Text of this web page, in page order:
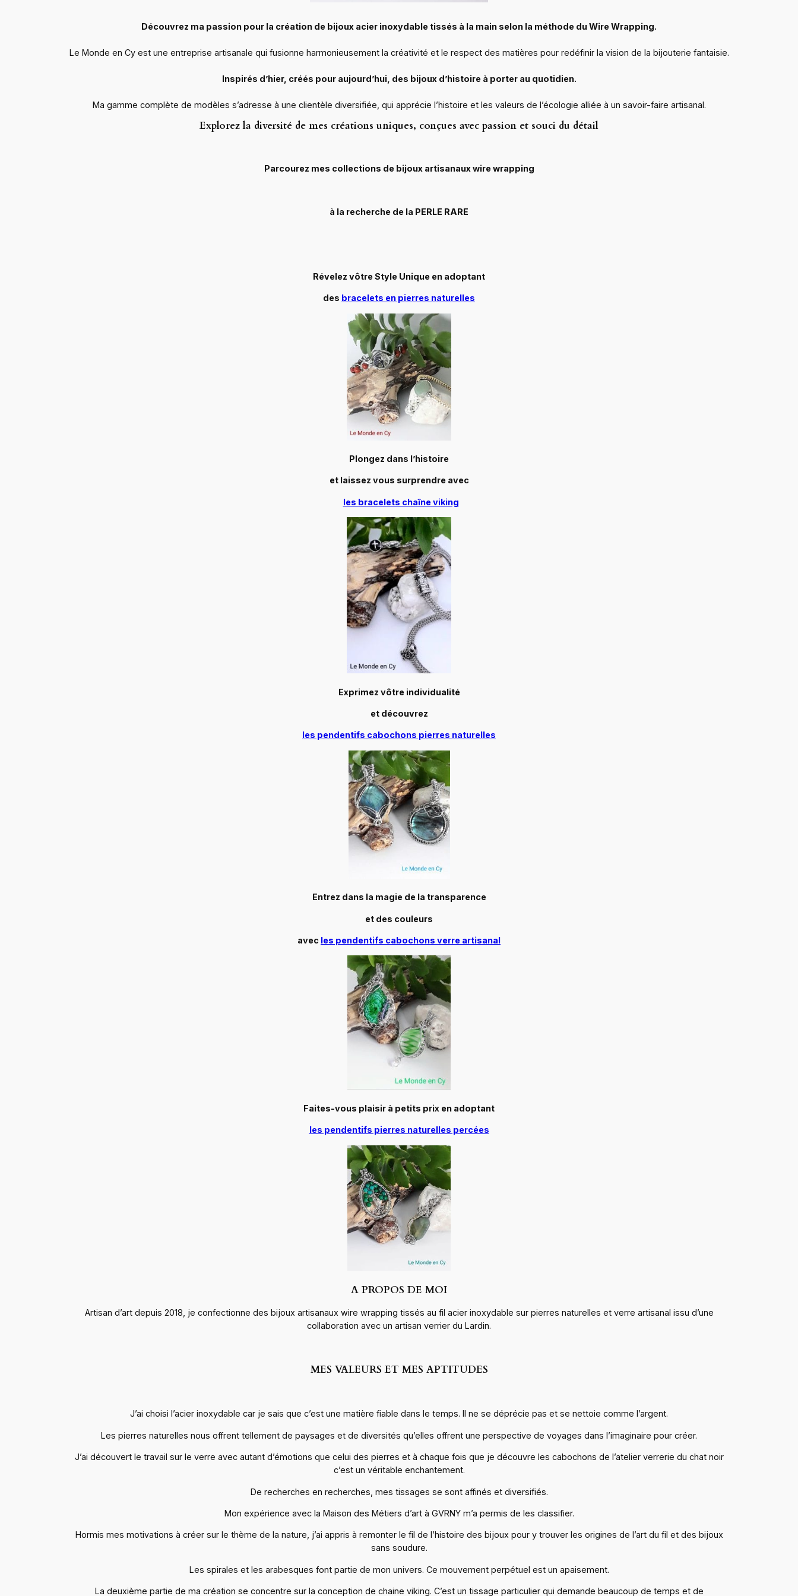
Découvrez ma passion pour la création de bijoux acier inoxydable tissés à la main selon la méthode du Wire Wrapping.
Le Monde en Cy est une entreprise artisanale qui fusionne harmonieusement la créativité et le respect des matières pour redéfinir la vision de la bijouterie fantaisie.
Inspirés d’hier, créés pour aujourd’hui, des bijoux d’histoire à porter au quotidien.
Ma gamme complète de modèles s’adresse à une clientèle diversifiée, qui apprécie l’histoire et les valeurs de l’écologie alliée à un savoir-faire artisanal.
Explorez la diversité de mes créations uniques, conçues avec passion et souci du détail
Parcourez mes collections de bijoux artisanaux wire wrapping
à la recherche de la PERLE RARE
Révelez vôtre Style Unique en adoptant
des bracelets en pierres naturelles
Plongez dans l’histoire
et laissez vous surprendre avec
les bracelets chaîne viking
Exprimez vôtre individualité
et découvrez
les pendentifs cabochons pierres naturelles
Entrez dans la magie de la transparence
et des couleurs
avec les pendentifs cabochons verre artisanal
Faites-vous plaisir à petits prix en adoptant
les pendentifs pierres naturelles percées
A PROPOS DE MOI
Artisan d’art depuis 2018, je confectionne des bijoux artisanaux wire wrapping tissés au fil acier inoxydable sur pierres naturelles et verre artisanal issu d’une
collaboration avec un artisan verrier du Lardin.
MES VALEURS ET MES APTITUDES
J’ai choisi l’acier inoxydable car je sais que c’est une matière fiable dans le temps. Il ne se déprécie pas et se nettoie comme l’argent.
Les pierres naturelles nous offrent tellement de paysages et de diversités qu’elles offrent une perspective de voyages dans l’imaginaire pour créer.
J’ai découvert le travail sur le verre avec autant d’émotions que celui des pierres et à chaque fois que je découvre les cabochons de l’atelier verrerie du chat noir
c’est un véritable enchantement.
De recherches en recherches, mes tissages se sont affinés et diversifiés.
Mon expérience avec la Maison des Métiers d’art à GVRNY m’a permis de les classifier.
Hormis mes motivations à créer sur le thème de la nature, j’ai appris à remonter le fil de l’histoire des bijoux pour y trouver les origines de l’art du fil et des bijoux
sans soudure.
Les spirales et les arabesques font partie de mon univers. Ce mouvement perpétuel est un apaisement.
La deuxième partie de ma création se concentre sur la conception de chaine viking. C’est un tissage particulier qui demande beaucoup de temps et de